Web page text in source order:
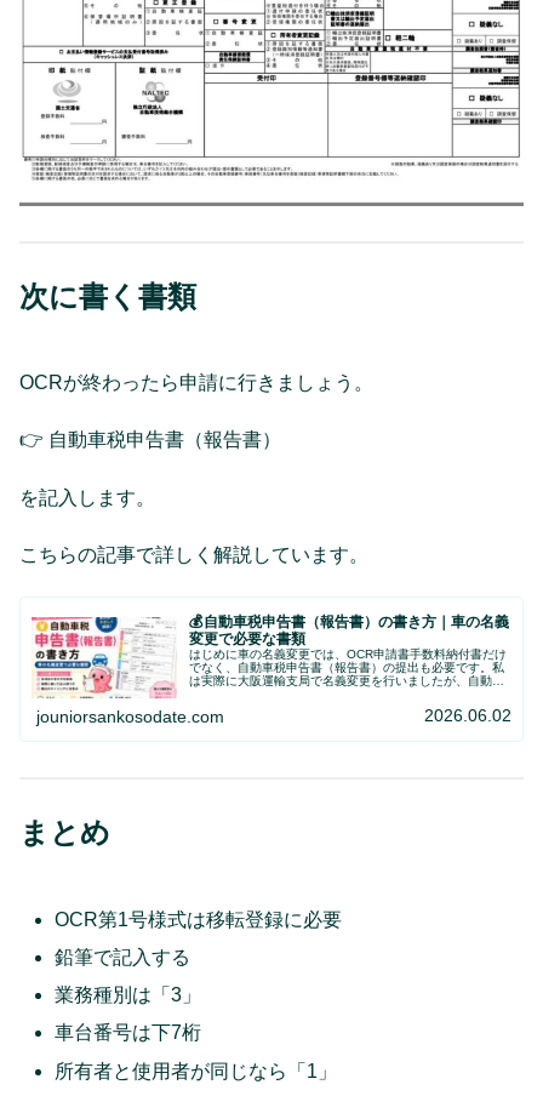
次に書く書類
OCRが終わったら申請に行きましょう。
👉 自動車税申告書（報告書）
を記入します。
こちらの記事で詳しく解説しています。
💰自動車税申告書（報告書）の書き方｜車の名義
変更で必要な書類
はじめに車の名義変更では、OCR申請書手数料納付書だけ
でなく、自動車税申告書（報告書）の提出も必要です。私
は実際に大阪運輸支局で名義変更を行いましたが、自動車
jouniorsankosodate.com 2026.06.02
まとめ
OCR第1号様式は移転登録に必要
鉛筆で記入する
業務種別は「3」
車台番号は下7桁
所有者と使用者が同じなら「1」